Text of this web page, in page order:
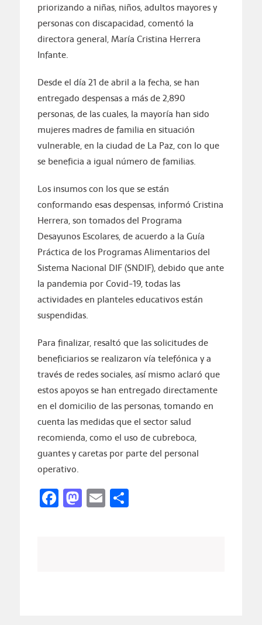
priorizando a niñas, niños, adultos mayores y
personas con discapacidad, comentó la
directora general, María Cristina Herrera
Infante.
Desde el día 21 de abril a la fecha, se han
entregado despensas a más de 2,890
personas, de las cuales, la mayoría han sido
mujeres madres de familia en situación
vulnerable, en la ciudad de La Paz, con lo que
se beneficia a igual número de familias.
Los insumos con los que se están
conformando esas despensas, informó Cristina
Herrera, son tomados del Programa
Desayunos Escolares, de acuerdo a la Guía
Práctica de los Programas Alimentarios del
Sistema Nacional DIF (SNDIF), debido que ante
la pandemia por Covid-19, todas las
actividades en planteles educativos están
suspendidas.
Para finalizar, resaltó que las solicitudes de
beneficiarios se realizaron vía telefónica y a
través de redes sociales, así mismo aclaró que
estos apoyos se han entregado directamente
en el domicilio de las personas, tomando en
cuenta las medidas que el sector salud
recomienda, como el uso de cubreboca,
guantes y caretas por parte del personal
operativo.
Facebook
Mastodon
EmailCompartir